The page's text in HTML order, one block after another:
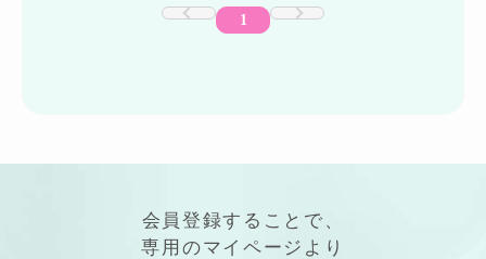
1
会員登録することで、
専用のマイページ より